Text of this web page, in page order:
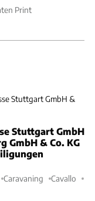
Print
Stuttgart GmbH &
Stuttgart GmbH
GmbH & Co. KG
Caravaning Cavallo